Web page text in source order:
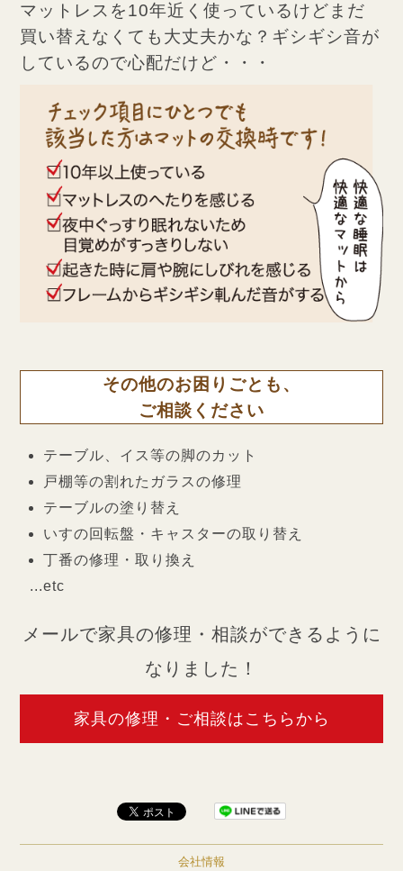
マットレスを10年近く使っているけど まだ
買い替えなくても大丈夫かな？ ギシギシ音が
しているので心配だけど・・・
その他のお困りごとも、
ご相談ください
テーブル、イス等の脚のカット
戸棚等の割れたガラスの修理
テーブルの塗り替え
いすの回転盤・キャスターの取り替え
丁番の修理・取り換え
...etc
メールで家具の修理・相談ができるように
なりました！
家具の修理・ご相談はこちらから
会社情報